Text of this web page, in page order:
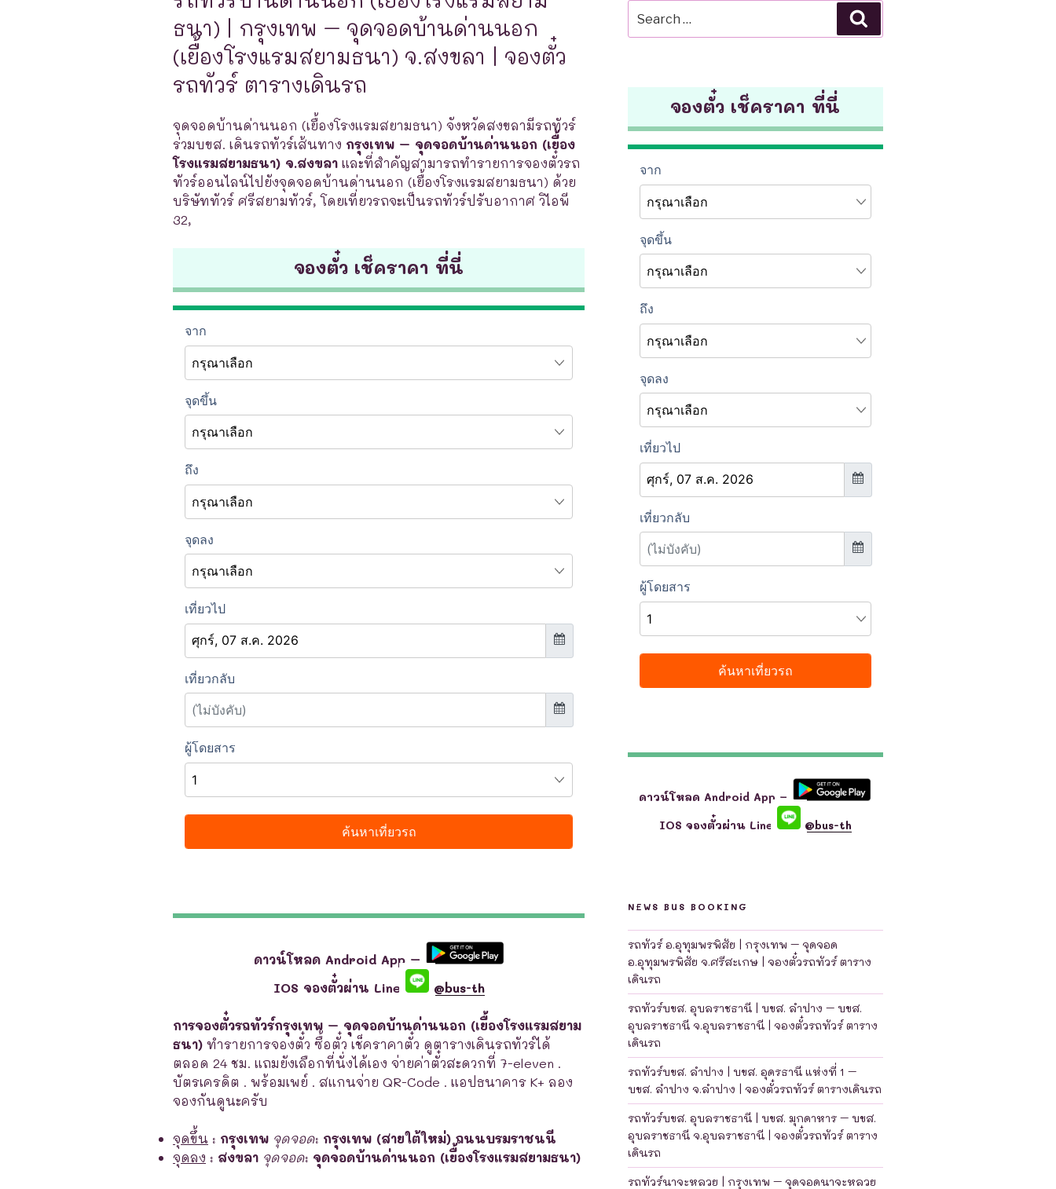
ธนา) | กรุงเทพ – จุดจอดบ้านด่านนอก
(เยื้องโรงแรมสยามธนา) จ.สงขลา | จองตั๋ว
รถทัวร์ ตารางเดินรถ
จุดจอดบ้านด่านนอก (เยื้องโรงแรมสยามธนา) จังหวัดสงขลามีรถทัวร์
ร่วมบขส. เดินรถทัวร์เส้นทาง กรุงเทพ – จุดจอดบ้านด่านนอก (เยื้อง
โรงแรมสยามธนา) จ.สงขลา และที่สำคัญสามารถทำรายการจองตั๋วรถ
ทัวร์ออนไลน์ไปยังจุดจอดบ้านด่านนอก (เยื้องโรงแรมสยามธนา) ด้วย
บริษัททัวร์ ศรีสยามทัวร์, โดยเที่ยวรถจะเป็นรถทัวร์ปรับอากาศ วิไอพี
32,
จองตั๋ว เช็คราคา ที่นี่
ดาวน์โหลด Android App –
IOS จองตั๋วผ่าน Line
@bus-th
การจองตั๋วรถทัวร์กรุงเทพ – จุดจอดบ้านด่านนอก (เยื้องโรงแรมสยาม
ธนา) ทำรายการจองตั๋ว ซื้อตั๋ว เช็คราคาตั๋ว ดูตารางเดินรถทัวร์ได้
ตลอด 24 ชม. แถมยังเลือกที่นั่งได้เอง จ่ายค่าตั๋วสะดวกที่ 7-eleven .
บัตรเครดิต . พร้อมเพย์ . สแกนจ่าย QR-Code . แอปธนาคาร K+ ลอง
จองกันดูนะครับ
จุดขึ้น : กรุงเทพ จุดจอด: กรุงเทพ (สายใต้ใหม่) ถนนบรมราชนนี
จุดลง : สงขลา จุดจอด: จุดจอดบ้านด่านนอก (เยื้องโรงแรมสยามธนา)
for:
จองตั๋ว เช็คราคา ที่นี่
ดาวน์โหลด Android App –
IOS จองตั๋วผ่าน Line
@bus-th
NEWS BUS BOOKING
รถทัวร์ อ.อุทุมพรพิสัย | กรุงเทพ – จุดจอด
อ.อุทุมพรพิสัย จ.ศรีสะเกษ | จองตั๋วรถทัวร์ ตาราง
เดินรถ
รถทัวร์บขส. อุบลราชธานี | บขส. ลำปาง – บขส.
อุบลราชธานี จ.อุบลราชธานี | จองตั๋วรถทัวร์ ตาราง
เดินรถ
รถทัวร์บขส. ลำปาง | บขส. อุดรธานี แห่งที่ 1 –
บขส. ลำปาง จ.ลำปาง | จองตั๋วรถทัวร์ ตารางเดินรถ
รถทัวร์บขส. อุบลราชธานี | บขส. มุกดาหาร – บขส.
อุบลราชธานี จ.อุบลราชธานี | จองตั๋วรถทัวร์ ตาราง
เดินรถ
รถทัวร์นาจะหลวย | กรุงเทพ – จุดจอดนาจะหลวย